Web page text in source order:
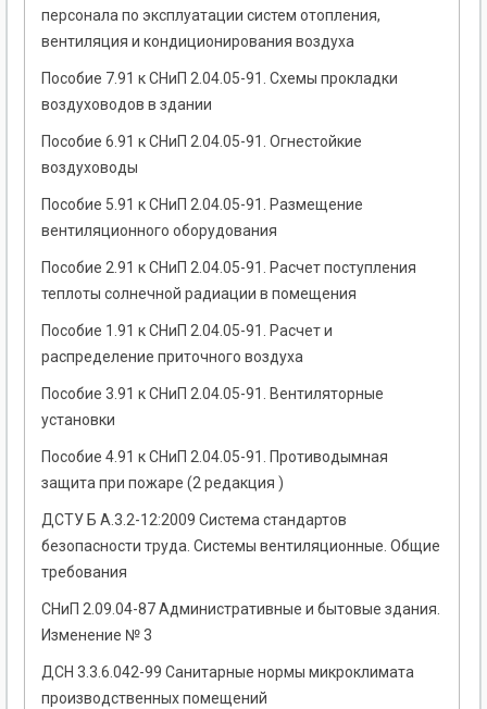
персонала по эксплуатации систем отопления,
вентиляция и кондиционирования воздуха
Пособие 7.91 к СНиП 2.04.05-91. Схемы прокладки
воздуховодов в здании
Пособие 6.91 к СНиП 2.04.05-91. Огнестойкие
воздуховоды
Пособие 5.91 к СНиП 2.04.05-91. Размещение
вентиляционного оборудования
Пособие 2.91 к СНиП 2.04.05-91. Расчет поступления
теплоты солнечной радиации в помещения
Пособие 1.91 к СНиП 2.04.05-91. Расчет и
распределение приточного воздуха
Пособие 3.91 к СНиП 2.04.05-91. Вентиляторные
установки
Пособие 4.91 к СНиП 2.04.05-91. Противодымная
защита при пожаре (2 редакция )
ДСТУ Б А.3.2-12:2009 Система стандартов
безопасности труда. Системы вентиляционные. Общие
требования
СНиП 2.09.04-87 Административные и бытовые здания.
Изменение № 3
ДСН 3.3.6.042-99 Санитарные нормы микроклимата
производственных помещений